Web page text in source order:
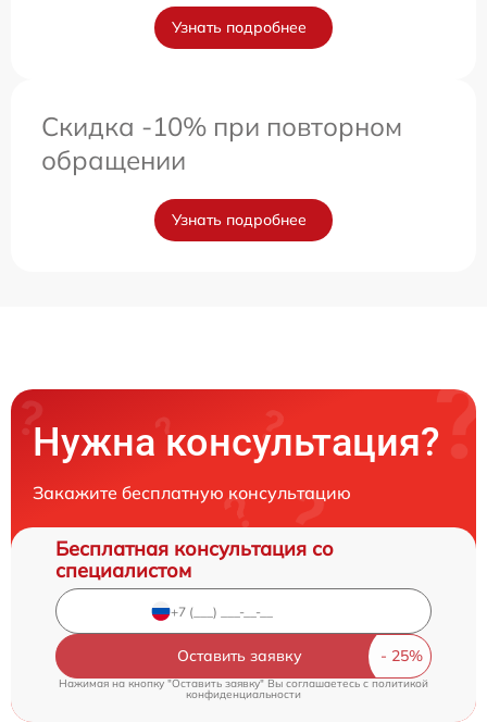
Узнать подробнее
Скидка -10% при повторном
обращении
Узнать подробнее
Нужна консультация?
Закажите бесплатную консультацию
Бесплатная консультация со
специалистом
Оставить заявку
Нажимая на кнопку "Оставить заявку" Вы соглашаетесь c политикой
конфиденциальности